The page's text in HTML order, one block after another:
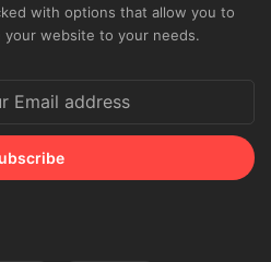
with options that allow you to
your website to your needs.